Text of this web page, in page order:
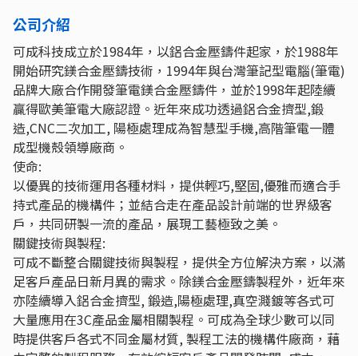
公司介紹
可成科技成立於1984年，以鋁合金壓鑄件起家，於1988年
開始研究鎂合金壓鑄技術，1994年與台灣筆記型電腦(筆電)
品牌大廠合作開發筆電鎂合金壓鑄件，並於1998年起陸續
贏得歐美筆電大廠認證。近年來成功透過鋁合金擠型,鍛
造,CNC二次加工, 陽極處理成為智慧型手機,高階筆電一體
成型機殼領導廠商。
使命:
以優異的技術運用各種材料，提供輕巧,堅固,優雅而適合手
持式產品的機構件；並結合走在產品設計前端的世界級客
戶，共同研製一流的產品，展現工藝極致之美。
關鍵技術與製程:
可成不斷整合關鍵技術與製程，提供全方位解決方案，以滿
足客戶產品日新月異的需求。除鎂合金壓鑄製程外，近年來
亦陸續導入鋁合金擠型, 鍛造,陽極處理,真空濺鍍等各式可
大量應用在3C產品金屬相關製程。可成為全球少數可以同
時提供客戶各式不同金屬材質, 製程工法的機構件廠商，藉